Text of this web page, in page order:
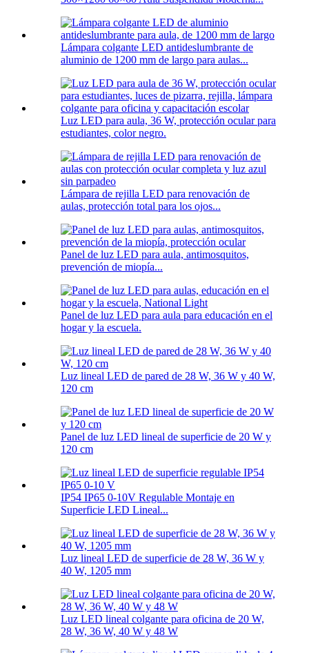
Lámpara colgante LED antideslumbrante de
aluminio de 1200 mm de largo para aulas...
Luz LED para aula, 36 W, protección ocular para
estudiantes, color negro.
Lámpara de rejilla LED para renovación de
aulas, protección total para los ojos...
Panel de luz LED para aula, antimosquitos,
prevención de miopía...
Panel de luz LED para aula para educación en el
hogar y la escuela.
Luz lineal LED de pared de 28 W, 36 W y 40 W,
120 cm
Panel de luz LED lineal de superficie de 20 W y
120 cm
IP54 IP65 0-10V Regulable Montaje en
Superficie LED Lineal...
Luz lineal LED de superficie de 28 W, 36 W y
40 W, 1205 mm
Luz LED lineal colgante para oficina de 20 W,
28 W, 36 W, 40 W y 48 W